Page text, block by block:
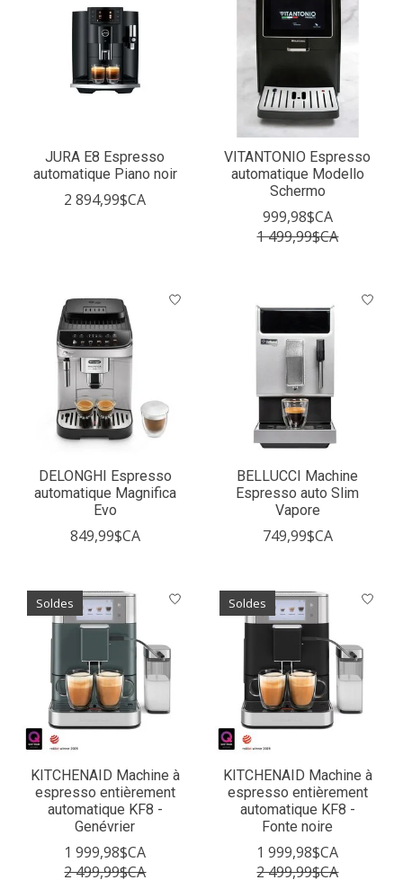
JURA E8 Espresso
automatique Piano noir
2 894,99$CA
VITANTONIO Espresso
automatique Modello
Schermo
999,98$CA
1 499,99$CA
DELONGHI Espresso
automatique Magnifica
Evo
849,99$CA
BELLUCCI Machine
Espresso auto Slim
Vapore
749,99$CA
Soldes
KITCHENAID Machine à
espresso entièrement
automatique KF8 -
Genévrier
1 999,98$CA
2 499,99$CA
Soldes
KITCHENAID Machine à
espresso entièrement
automatique KF8 -
Fonte noire
1 999,98$CA
2 499,99$CA